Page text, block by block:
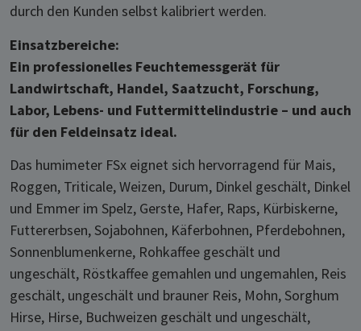
durch den Kunden selbst kalibriert werden.
Einsatzbereiche:
Ein professionelles Feuchtemessgerät für
Landwirtschaft, Handel, Saatzucht, Forschung,
Labor, Lebens- und Futtermittelindustrie – und auch
für den Feldeinsatz ideal.
Das humimeter FSx eignet sich hervorragend für Mais,
Roggen, Triticale, Weizen, Durum, Dinkel geschält, Dinkel
und Emmer im Spelz, Gerste, Hafer, Raps, Kürbiskerne,
Futtererbsen, Sojabohnen, Käferbohnen, Pferdebohnen,
Sonnenblumenkerne, Rohkaffee geschält und
ungeschält, Röstkaffee gemahlen und ungemahlen, Reis
geschält, ungeschält und brauner Reis, Mohn, Sorghum
Hirse, Hirse, Buchweizen geschält und ungeschält,